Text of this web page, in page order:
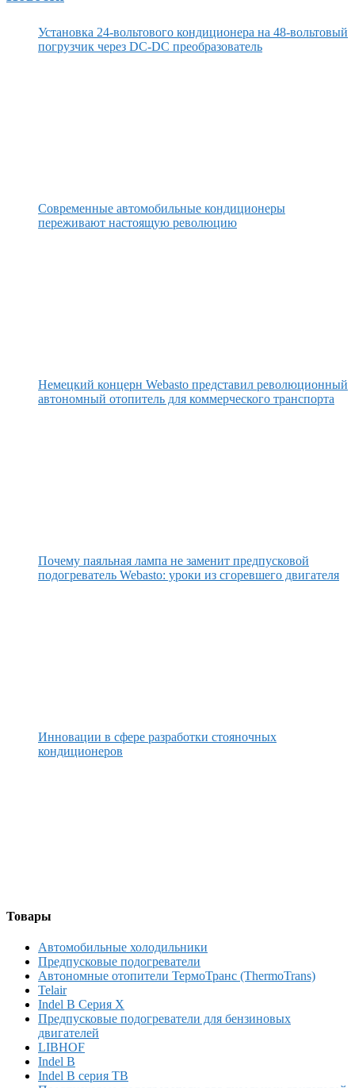
Установка 24-вольтового кондиционера на 48-вольтовый
погрузчик через DC-DC преобразователь
Современные автомобильные кондиционеры
переживают настоящую революцию
Немецкий концерн Webasto представил революционный
автономный отопитель для коммерческого транспорта
Почему паяльная лампа не заменит предпусковой
подогреватель Webasto: уроки из сгоревшего двигателя
Инновации в сфере разработки стояночных
кондиционеров
Товары
Автомобильные холодильники
Предпусковые подогреватели
Автономные отопители ТермоТранс (ThermoTrans)
Telair
Indel B Серия X
Предпусковые подогреватели для бензиновых
двигателей
LIBHOF
Indel B
Indel B серия TB